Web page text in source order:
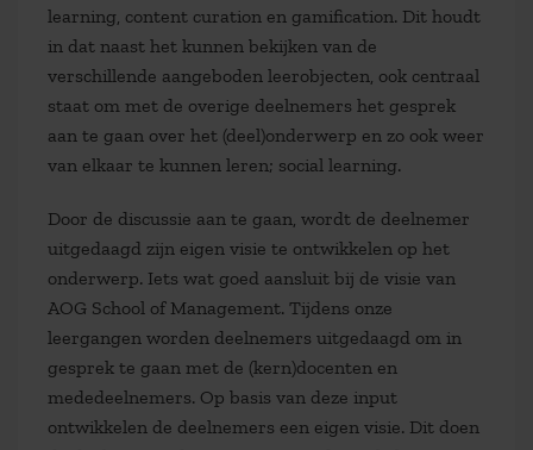
learning, content curation en gamification. Dit houdt
in dat naast het kunnen bekijken van de
verschillende aangeboden leerobjecten, ook centraal
staat om met de overige deelnemers het gesprek
aan te gaan over het (deel)onderwerp en zo ook weer
van elkaar te kunnen leren; social learning.
Door de discussie aan te gaan, wordt de deelnemer
uitgedaagd zijn eigen visie te ontwikkelen op het
onderwerp. Iets wat goed aansluit bij de visie van
AOG School of Management. Tijdens onze
leergangen worden deelnemers uitgedaagd om in
gesprek te gaan met de (kern)docenten en
mededeelnemers. Op basis van deze input
ontwikkelen de deelnemers een eigen visie. Dit doen